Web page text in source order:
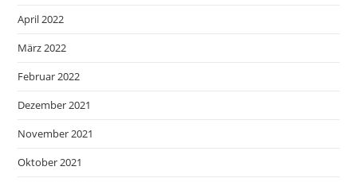
April 2022
März 2022
Februar 2022
Dezember 2021
November 2021
Oktober 2021